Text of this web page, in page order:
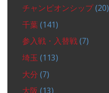
チャンピオンシップ(20)
千葉 (141)
参入戦・入替戦 (7)
埼玉 (113)
大分 (7)
大阪 (13)